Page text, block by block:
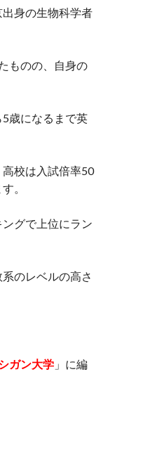
身の生物科学者
ものの、自身の
歳になるまで英
校は入試倍率50
。
グで上位にラン
のレベルの高さ
ガン大学 」に編